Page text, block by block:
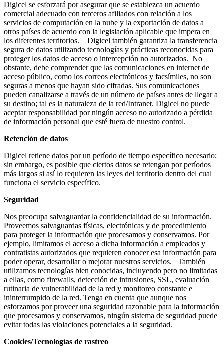
Digicel se esforzará por asegurar que se establezca un acuerdo
comercial adecuado con terceros afiliados con relación a los
servicios de computación en la nube y la exportación de datos a
otros países de acuerdo con la legislación aplicable que impera en
los diferentes territorios. Digicel también garantiza la transferencia
segura de datos utilizando tecnologías y prácticas reconocidas para
proteger los datos de acceso o intercepción no autorizados. No
obstante, debe comprender que las comunicaciones en internet de
acceso público, como los correos electrónicos y facsímiles, no son
seguras a menos que hayan sido cifradas. Sus comunicaciones
pueden canalizarse a través de un número de países antes de llegar a
su destino; tal es la naturaleza de la red/Intranet. Digicel no puede
aceptar responsabilidad por ningún acceso no autorizado a pérdida
de información personal que esté fuera de nuestro control.
Retención de datos
Digicel retiene datos por un período de tiempo específico necesario;
sin embargo, es posible que ciertos datos se retengan por períodos
más largos si así lo requieren las leyes del territorio dentro del cual
funciona el servicio específico.
Seguridad
Nos preocupa salvaguardar la confidencialidad de su información.
Proveemos salvaguardas físicas, electrónicas y de procedimiento
para proteger la información que procesamos y conservamos. Por
ejemplo, limitamos el acceso a dicha información a empleados y
contratistas autorizados que requieren conocer esa información para
poder operar, desarrollar o mejorar nuestros servicios. También
utilizamos tecnologías bien conocidas, incluyendo pero no limitadas
a ellas, como firewalls, detección de intrusiones, SSL, evaluación
rutinaria de vulnerabilidad de la red y monitoreo constante e
ininterrumpido de la red. Tenga en cuenta que aunque nos
esforzamos por proveer una seguridad razonable para la información
que procesamos y conservamos, ningún sistema de seguridad puede
evitar todas las violaciones potenciales a la seguridad.
Cookies/Tecnologías de rastreo